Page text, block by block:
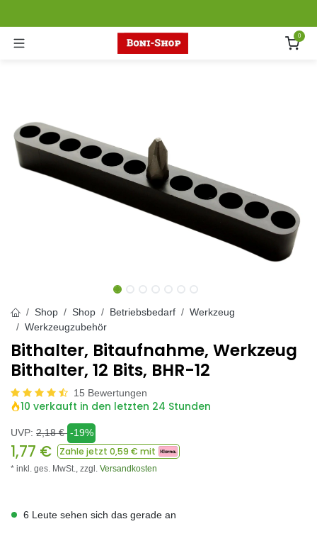
0
Shop Shop Betriebsbedarf
Werkzeug
Werkzeugzubehör
Bithalter, Bitaufnahme, Werkzeug
Bithalter, 12 Bits, BHR-12
15 Bewertungen
10 verkauft in den letzten 24 Stunden
UVP: 2,18€ -19%
1,77 € Zahle jetzt 0,59 € mit
* inkl. ges. MwSt., zzgl. Versandkosten
6 Leute sehen sich das gerade an